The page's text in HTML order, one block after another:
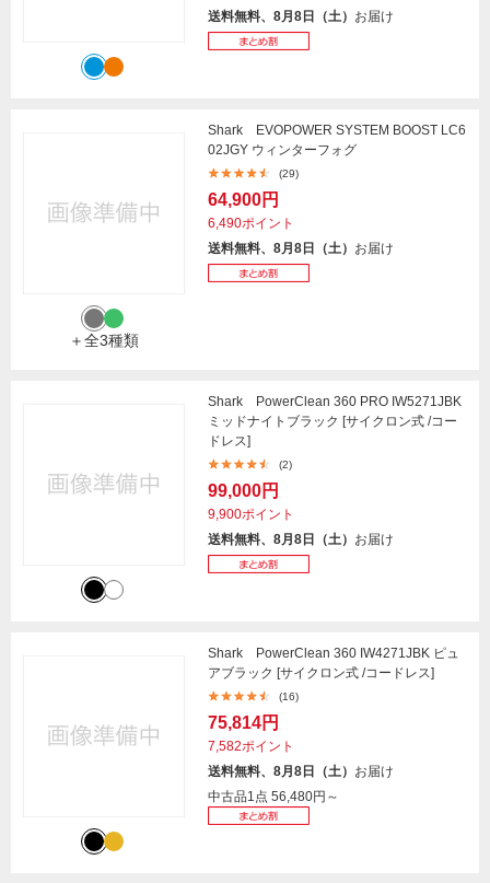
送料無料、8月8日（土） お届け
＋全3種類
Shark EVOPOWER SYSTEM BOOST LC6
02JGY ウィンターフォグ
(29)
64,900円
6,490ポイント
送料無料、8月8日（土） お届け
Shark PowerClean 360 PRO IW5271JBK
ミッドナイトブラック [サイクロン式 /コー
ドレス]
(2)
99,000円
9,900ポイント
送料無料、8月8日（土） お届け
Shark PowerClean 360 IW4271JBK ピュ
アブラック [サイクロン式 /コードレス]
(16)
75,814円
7,582ポイント
送料無料、8月8日（土） お届け
中古品1点 56,480円～